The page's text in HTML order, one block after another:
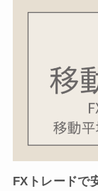
FXトレードで